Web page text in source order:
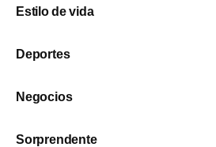
Estilo de vida
Deportes
Negocios
Sorprendente